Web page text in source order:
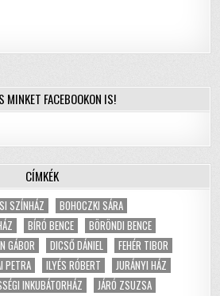
MINKET FACEBOOKON IS!
CÍMKÉK
SZÍNHÁZ
BOHOCZKI SÁRA
BÍRÓ BENCE
BÖRÖNDI BENCE
GÁBOR DICSŐ DÁNIEL
FEHÉR TIBOR
PETRA ILYÉS RÓBERT
JURÁNYI HÁZ
INKUBÁTORHÁZ
JÁRÓ ZSUZSA